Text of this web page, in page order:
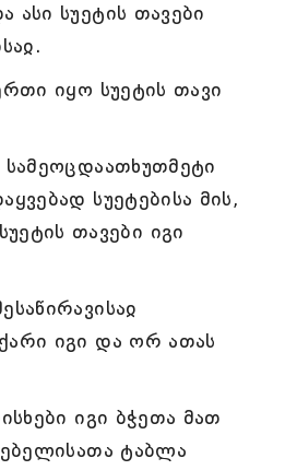
ასი სუეტის თავები
იყო სუეტის თავი
სუეტებისა მის,
თავები იგი
იგი და ორ ათას
იგი ბჭეთა მათ
ტაბლა